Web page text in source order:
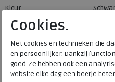
Kleur
Uitneembaar voetbed
nee
Cookies.
Met cookies en technieken die
en persoonlijker. Dankzij
goed. Ze hebben ook een
website elke dag een beetje